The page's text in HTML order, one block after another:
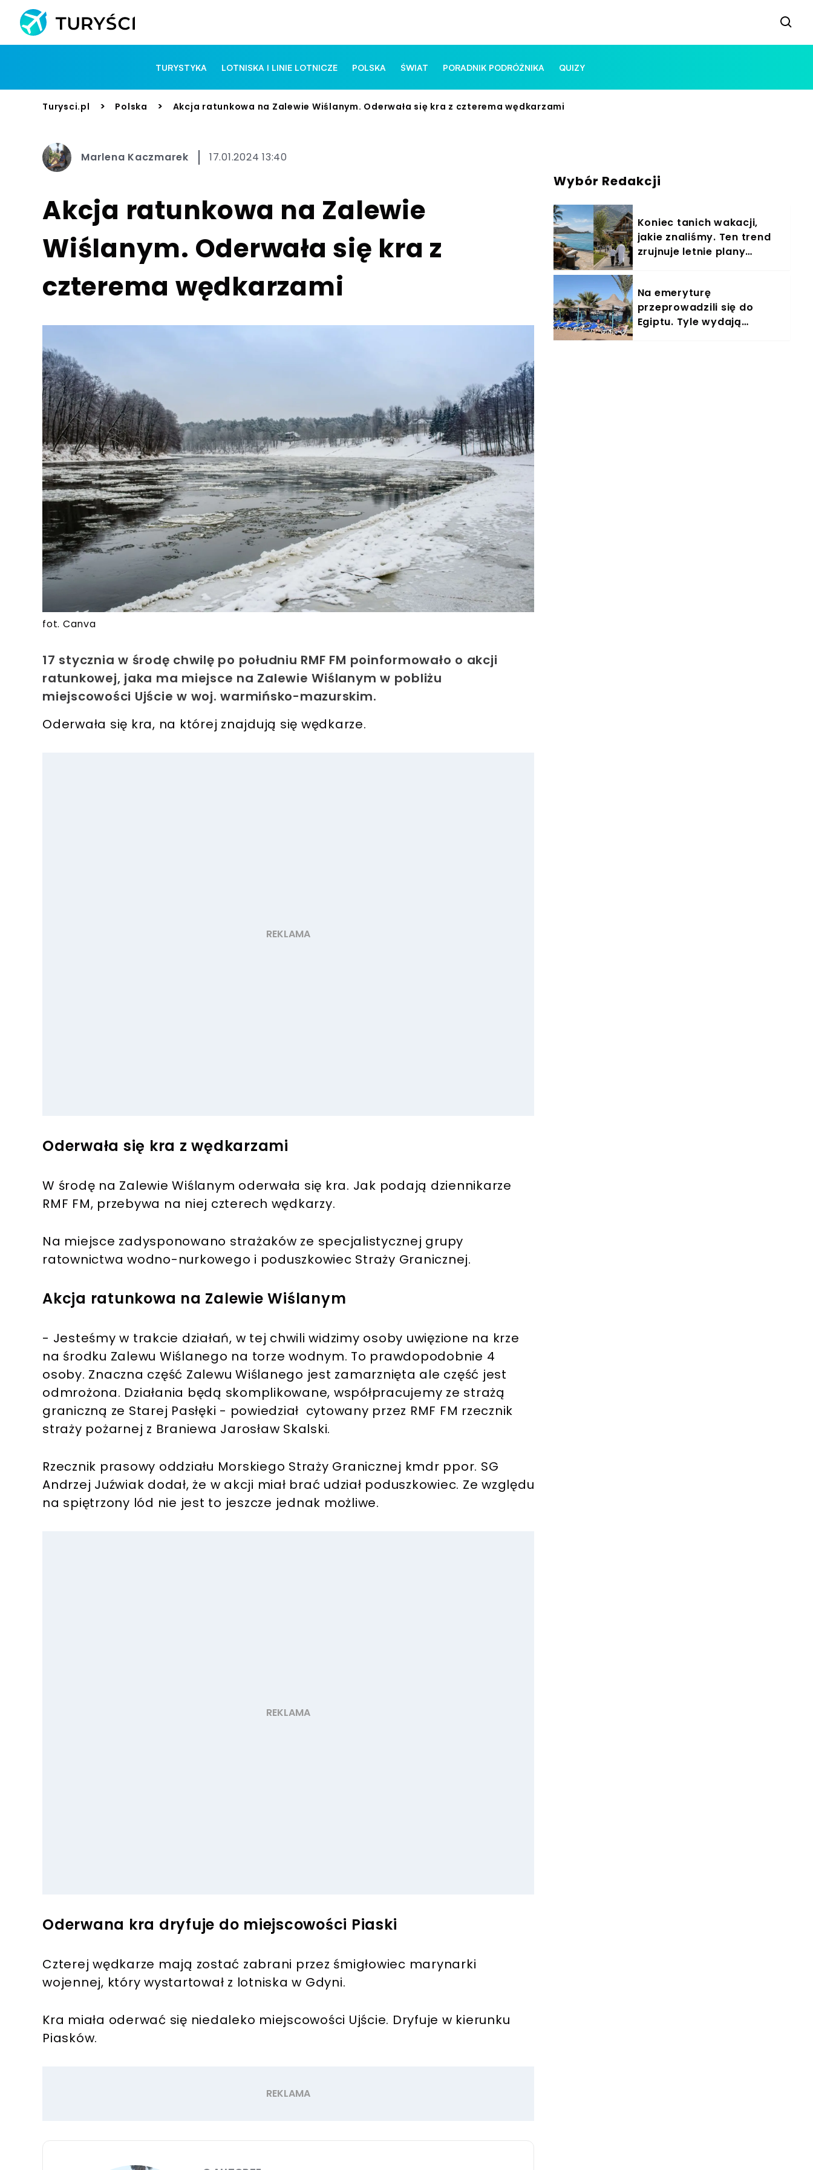
TURYSTYKA LOTNISKA I LINIE LOTNICZE POLSKA ŚWIAT PORADNIK PODRÓŻNIKA QUIZY
Turysci.pl > Polska > Akcja ratunkowa na Zalewie Wiślanym. Oderwała się kra z czterema wędkarzami
Marlena Kaczmarek 17.01.2024 13:40
Akcja ratunkowa na Zalewie
Wiślanym. Oderwała się kra z
czterema wędkarzami
fot. Canva
17 stycznia w środę chwilę po południu RMF FM poinformowało o akcji
ratunkowej, jaka ma miejsce na Zalewie Wiślanym w pobliżu
miejscowości Ujście w woj. warmińsko-mazurskim.
Oderwała się kra, na której znajdują się wędkarze.
Oderwała się kra z wędkarzami
W środę na Zalewie Wiślanym oderwała się kra. Jak podają dziennikarze
RMF FM, przebywa na niej czterech wędkarzy.
Na miejsce zadysponowano strażaków ze specjalistycznej grupy
ratownictwa wodno-nurkowego i poduszkowiec Straży Granicznej.
Akcja ratunkowa na Zalewie Wiślanym
- Jesteśmy w trakcie działań, w tej chwili widzimy osoby uwięzione na krze
na środku Zalewu Wiślanego na torze wodnym. To prawdopodobnie 4
osoby. Znaczna część Zalewu Wiślanego jest zamarznięta ale część jest
odmrożona. Działania będą skomplikowane, współpracujemy ze strażą
graniczną ze Starej Pasłęki - powiedział cytowany przez RMF FM rzecznik
straży pożarnej z Braniewa Jarosław Skalski.
Rzecznik prasowy oddziału Morskiego Straży Granicznej kmdr ppor. SG
Andrzej Juźwiak dodał, że w akcji miał brać udział poduszkowiec. Ze względu
na spiętrzony lód nie jest to jeszcze jednak możliwe.
Oderwana kra dryfuje do miejscowości Piaski
Czterej wędkarze mają zostać zabrani przez śmigłowiec marynarki
wojennej, który wystartował z lotniska w Gdyni.
Kra miała oderwać się niedaleko miejscowości Ujście. Dryfuje w kierunku
Piasków.
Wybór Redakcji
Koniec tanich wakacji,
jakie znaliśmy. Ten trend
zrujnuje letnie plany
Na emeryturę
przeprowadzili się do
Egiptu. Tyle wydają